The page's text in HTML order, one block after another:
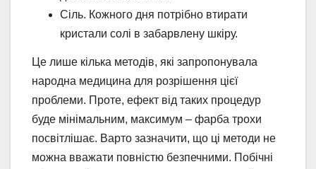
Сіль. Кожного дня потрібно втирати
кристали солі в забарвлену шкіру.
Це лише кілька методів, які запропонувала
народна медицина для розрішення цієї
проблеми. Проте, ефект від таких процедур
буде мінімальним, максимум – фарба трохи
посвітлішає. Варто зазначити, що ці методи не
можна вважати повністю безпечними. Побічні